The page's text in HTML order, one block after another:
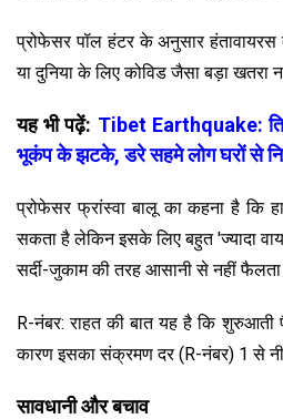
प्रोफेसर पॉल हंटर के अनुसार
या दुनिया के लिए कोविड जैसा बड़ा खतरा
यह भी पढ़ें: Tibet Earthquake:
भूकंप के झटके, डरे सहमे लोग घरों से
प्रोफेसर फ्रांस्वा बालू का कहना है कि
सकता है लेकिन इसके लिए बहुत 'ज्यादा
सर्दी-जुकाम की तरह आसानी से नहीं
R-नंबर: राहत की बात यह है कि
कारण इसका संक्रमण दर (R-नंबर) 1 से
सावधानी और बचाव